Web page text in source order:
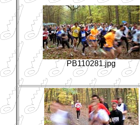
PB110281.jpg